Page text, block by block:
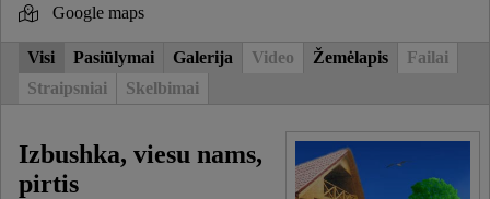
Google maps
Visi Pasiūlymai Galerija Video Žemėlapis
Failai
Straipsniai
Skelbimai
Izbushka, viesu nams,
pirtis